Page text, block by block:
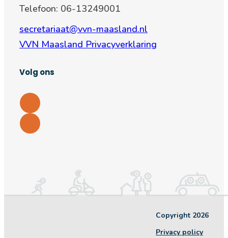
Telefoon: 06-13249001
secretariaat@vvn-maasland.nl
VVN Maasland Privacyverklaring
Volg ons
Copyright 2026
Privacy policy